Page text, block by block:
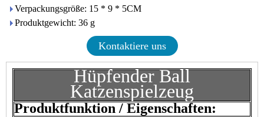
Verpackungsgröße: 15 * 9 * 5CM
Produktgewicht: 36 g
Kontaktiere uns
Hüpfender Ball
Katzenspielzeug
Produktfunktion / Eigenschaften: